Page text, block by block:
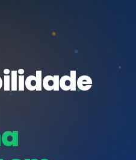
E INTEGRADOS
que